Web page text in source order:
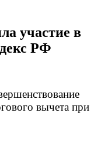
участие в
РФ
вычета при